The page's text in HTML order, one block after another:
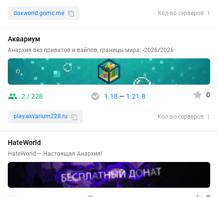
doxworld.gomc.me Кол-во серверов: 1
Аквариум
Анархия без приватов и вайпов, границы мира: -2026/2026
2 / 228 1.18 — 1.21.8 0
play.akvarium228.ru Кол-во серверов: 1
HateWorld
HateWorld — Настоящая Анархия!